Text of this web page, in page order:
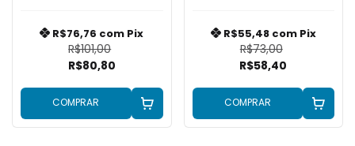
R$101,00
R$80,80
R$76,76 com Pix
COMPRAR
R$73,00
R$58,40
R$55,48 com Pix
COMPRAR